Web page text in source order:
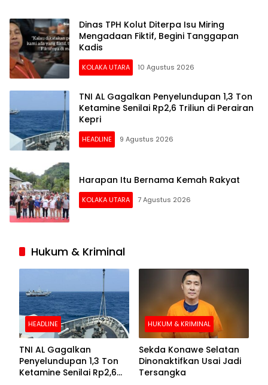
Dinas TPH Kolut Diterpa Isu Miring
Mengadaan Fiktif, Begini Tanggapan
Kadis
KOLAKA UTARA 10 Agustus 2026
TNI AL Gagalkan Penyelundupan 1,3 Ton
Ketamine Senilai Rp2,6 Triliun di Perairan
Kepri
HEADLINE 9 Agustus 2026
Harapan Itu Bernama Kemah Rakyat
KOLAKA UTARA 7 Agustus 2026
Hukum & Kriminal
HEADLINE
TNI AL Gagalkan
Penyelundupan 1,3 Ton
Ketamine Senilai Rp2,6
HUKUM & KRIMINAL
Sekda Konawe Selatan
Dinonaktifkan Usai Jadi
Tersangka